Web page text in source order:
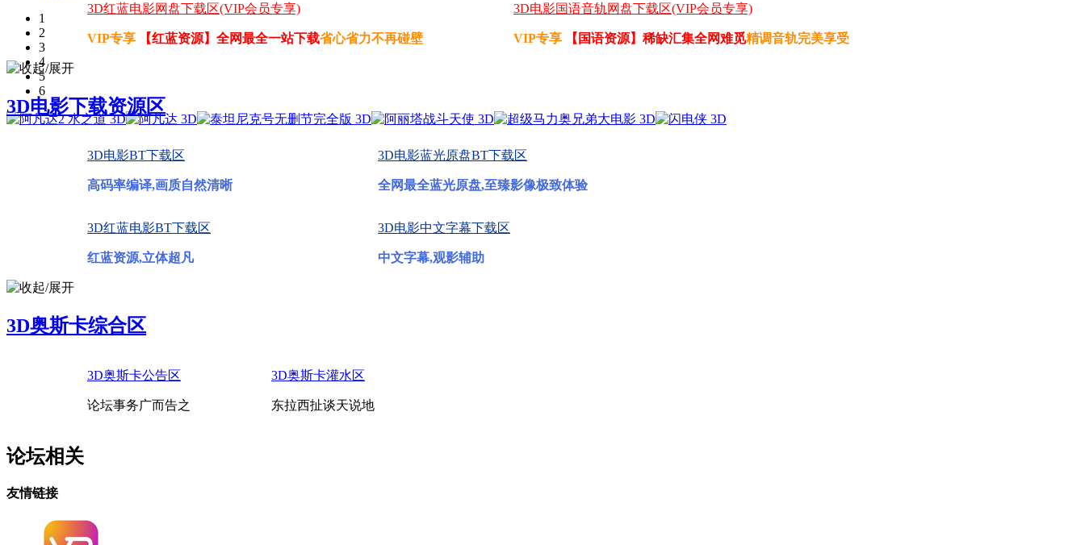
1
2
3
4
5
6
3D红蓝电影网盘下载区(VIP会员专享)
VIP专享 【红蓝资源】全网最全一站下载省心省力不再碰壁
3D电影国语音轨网盘下载区(VIP会员专享)
VIP专享 【国语资源】稀缺汇集全网难觅精调音轨完美享受
3D电影下载资源区
3D电影BT下载区
高码率编译,画质自然清晰
3D电影蓝光原盘BT下载区
全网最全蓝光原盘,至臻影像极致体验
3D红蓝电影BT下载区
红蓝资源,立体超凡
3D电影中文字幕下载区
中文字幕,观影辅助
3D奥斯卡综合区
3D奥斯卡公告区
论坛事务广而告之
3D奥斯卡灌水区
东拉西扯谈天说地
论坛相关
友情链接